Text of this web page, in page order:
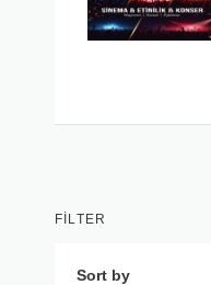
FILTER
Sort by